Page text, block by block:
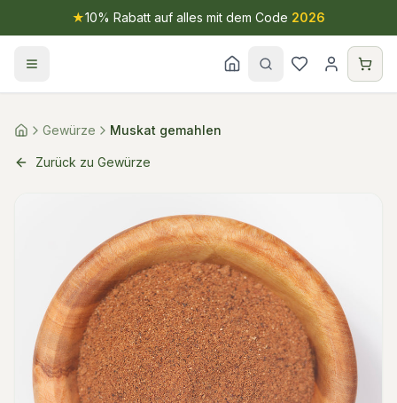
★10% Rabatt auf alles mit dem Code 2026
Gewürze Muskat gemahlen
Zurück zu Gewürze